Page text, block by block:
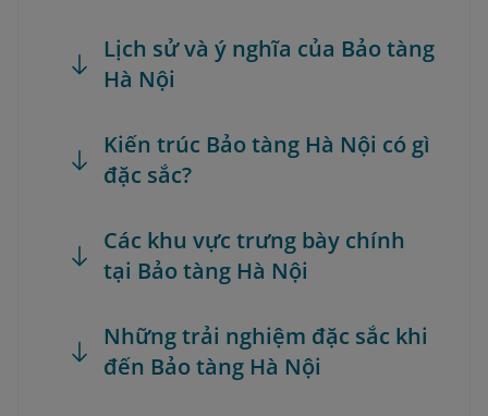
Lịch sử và ý nghĩa của Bảo tàng
Hà Nội
Kiến trúc Bảo tàng Hà Nội có gì
đặc sắc?
Các khu vực trưng bày chính
tại Bảo tàng Hà Nội
Những trải nghiệm đặc sắc khi
đến Bảo tàng Hà Nội